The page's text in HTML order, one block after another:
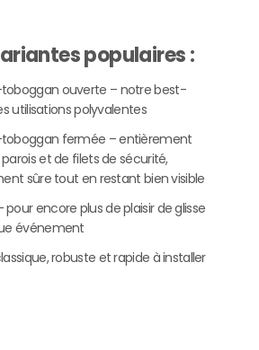
populaires :
ouverte – notre best-
utilisations polyvalentes
fermée – entièrement
et de filets de sécurité,
sûre tout en restant bien visible
pour encore plus de plaisir de glisse
événement
robuste et rapide à installer